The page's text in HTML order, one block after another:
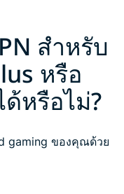
สำหรับ
หรือ
หรือไม่?
gaming ของคุณด้วย